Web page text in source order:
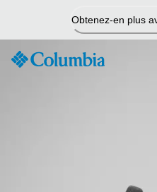
contenu
Obtenez-en plus